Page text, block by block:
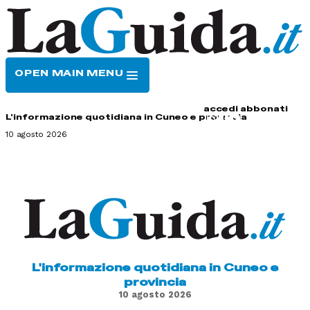
OPEN MAIN MENU
accedi abbonati
L'informazione quotidiana in Cuneo e provincia
10 agosto 2026
L'informazione quotidiana in Cuneo e
provincia
10 agosto 2026